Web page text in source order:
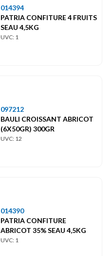
014394
PATRIA CONFITURE 4 FRUITS
SEAU 4,5KG
UVC: 1
097212
BAULI CROISSANT ABRICOT
(6X50GR) 300GR
UVC: 12
014390
PATRIA CONFITURE
ABRICOT 35% SEAU 4,5KG
UVC: 1